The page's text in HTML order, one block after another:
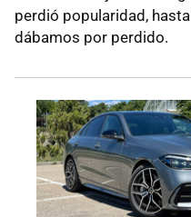
perdió popularidad,
dábamos por perdido.